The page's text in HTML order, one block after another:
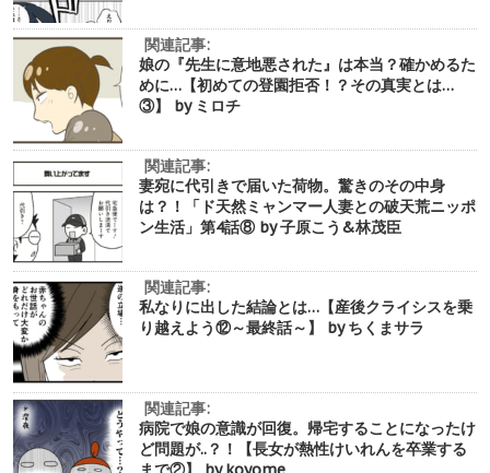
関連記事:
娘の『先生に意地悪された』は本当？確かめるた
めに…【初めての登園拒否！？その真実とは…
③】 by ミロチ
関連記事:
妻宛に代引きで届いた荷物。驚きのその中身
は？！「ド天然ミャンマー人妻との破天荒ニッポ
ン生活」第4話⑧ by 子原こう&林茂臣
関連記事:
私なりに出した結論とは…【産後クライシスを乗
り越えよう⑫～最終話～】 by ちくまサラ
関連記事:
病院で娘の意識が回復。帰宅することになったけ
ど問題が..？！【長女が熱性けいれんを卒業する